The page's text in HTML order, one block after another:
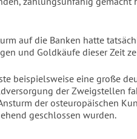
auf die Banken hatte
und Goldkäufe dieser Zeit
beispielsweise eine große
der Zweigstellen
der osteuropäischen
geschlossen wurden.